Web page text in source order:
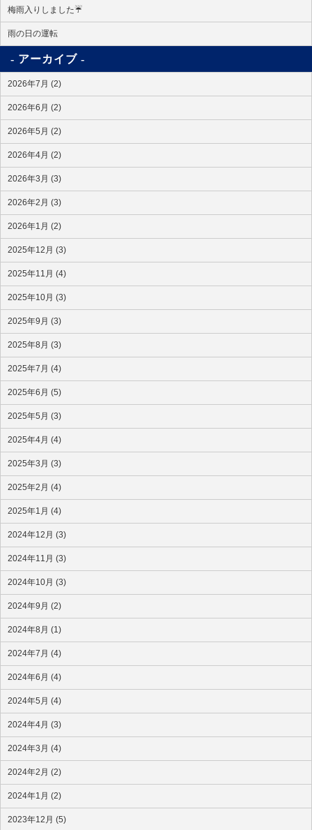
梅雨入りしました☔
雨の日の運転
アーカイブ
2026年7月 (2)
2026年6月 (2)
2026年5月 (2)
2026年4月 (2)
2026年3月 (3)
2026年2月 (3)
2026年1月 (2)
2025年12月 (3)
2025年11月 (4)
2025年10月 (3)
2025年9月 (3)
2025年8月 (3)
2025年7月 (4)
2025年6月 (5)
2025年5月 (3)
2025年4月 (4)
2025年3月 (3)
2025年2月 (4)
2025年1月 (4)
2024年12月 (3)
2024年11月 (3)
2024年10月 (3)
2024年9月 (2)
2024年8月 (1)
2024年7月 (4)
2024年6月 (4)
2024年5月 (4)
2024年4月 (3)
2024年3月 (4)
2024年2月 (2)
2024年1月 (2)
2023年12月 (5)